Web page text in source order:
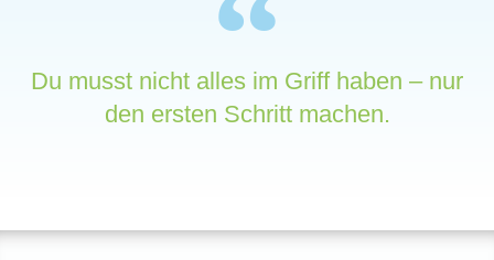
Du musst nicht alles im Griff haben – nur
den ersten Schritt machen.